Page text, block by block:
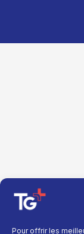
Pour offrir les